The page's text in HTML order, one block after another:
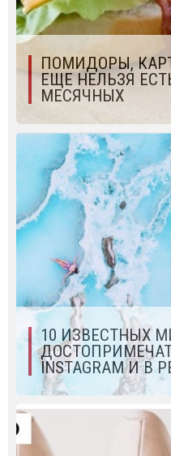
ПОМИДОРЫ,
ЕЩЕ НЕЛЬЗЯ
МЕСЯЧНЫХ
10 ИЗВЕСТНЫХ
INSTAGRAM И В